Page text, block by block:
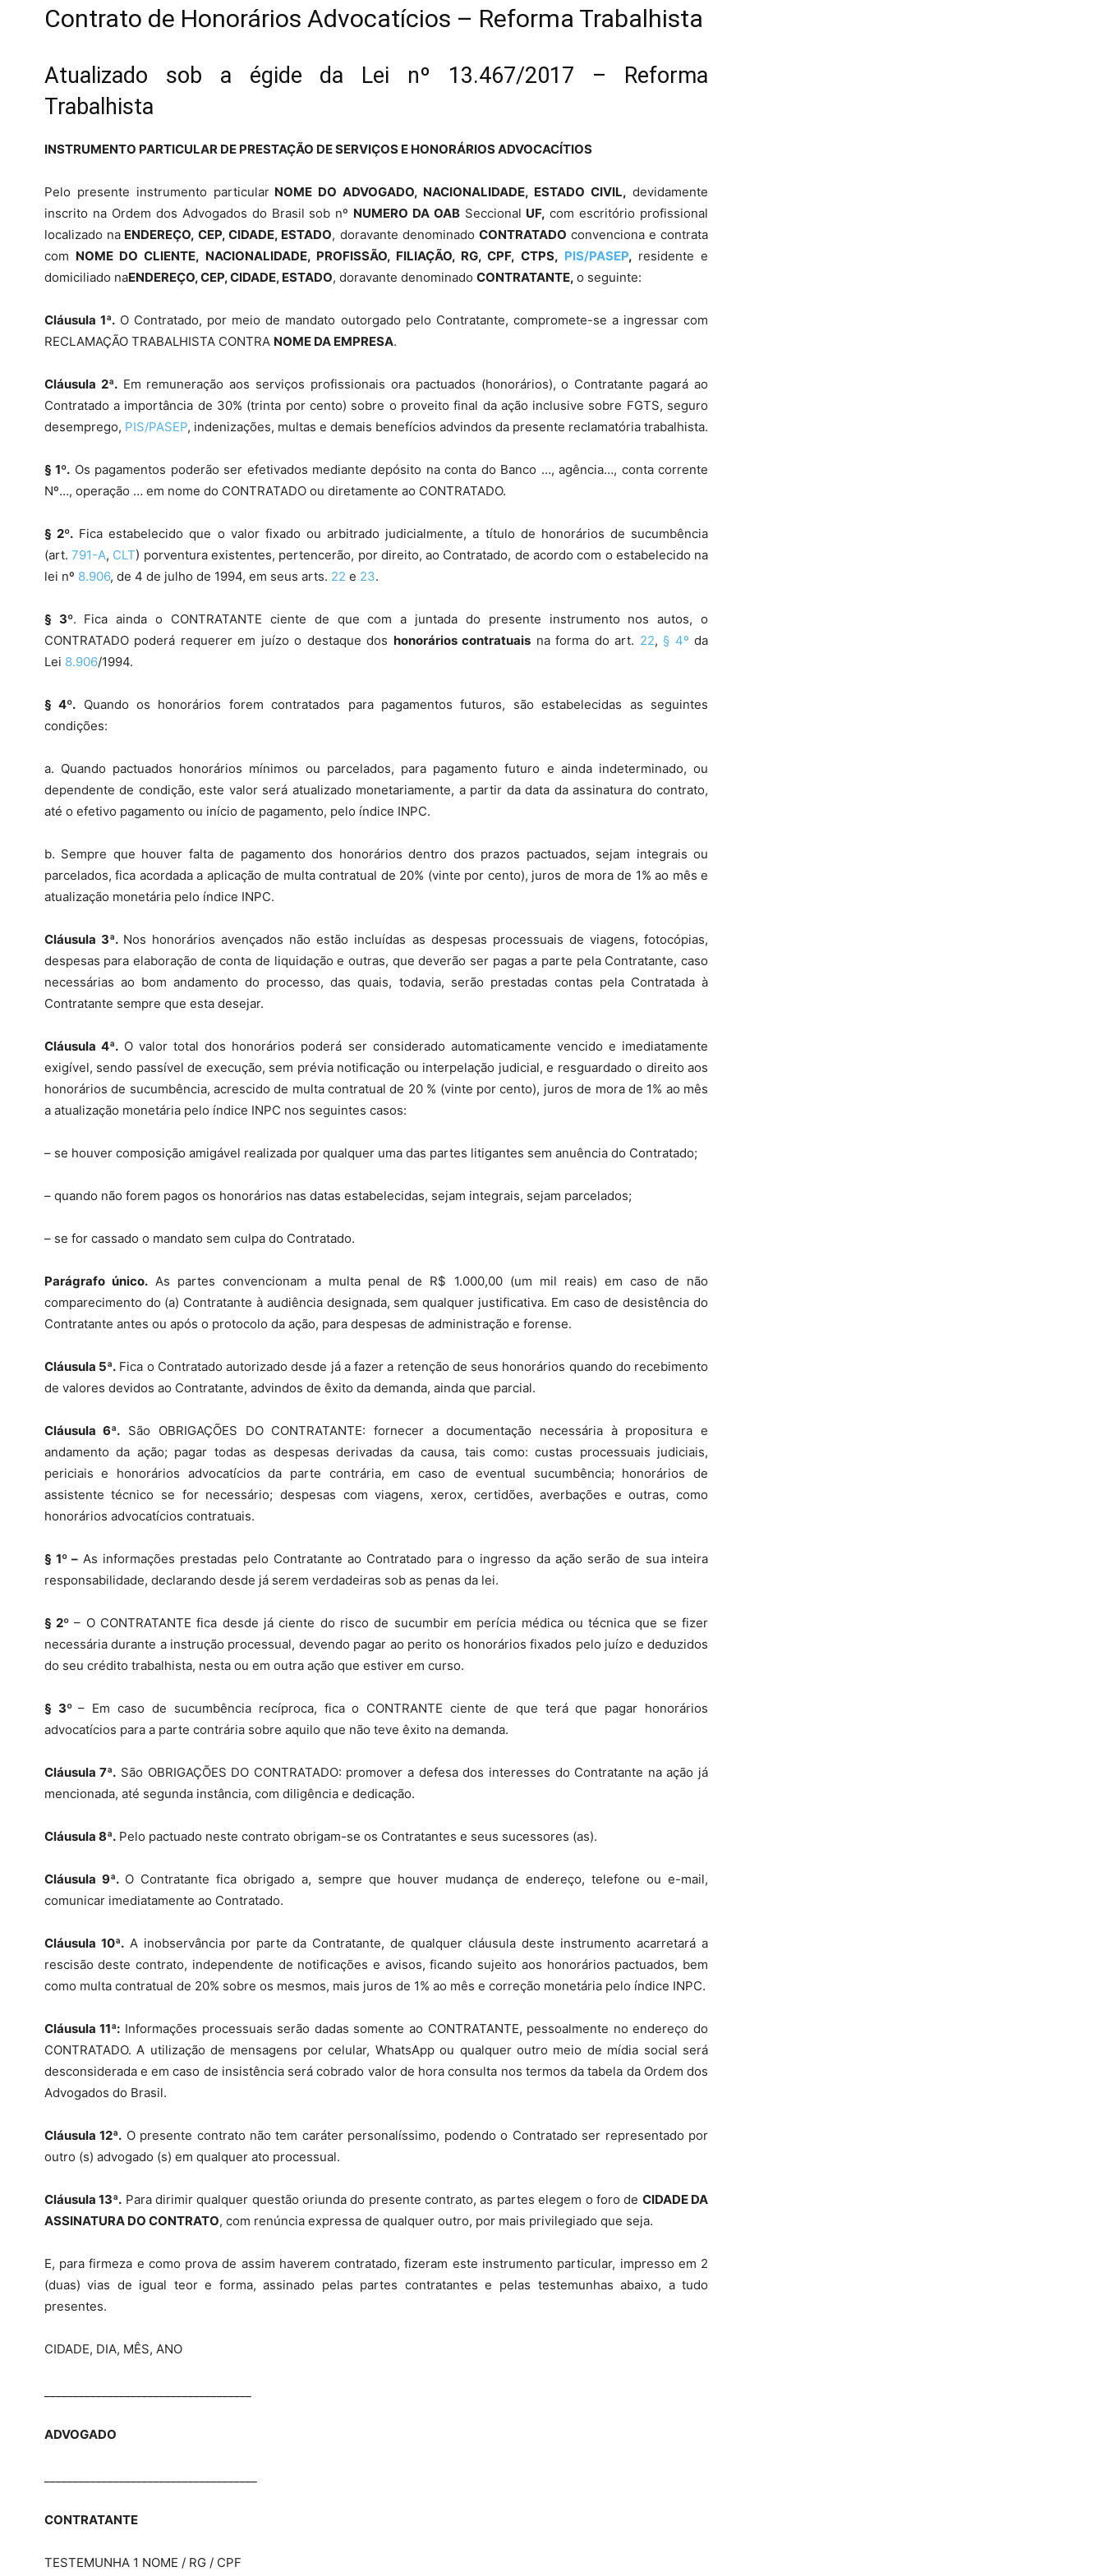
Contrato de Honorários Advocatícios – Reforma Trabalhista
Atualizado sob a égide da Lei nº 13.467/2017 – Reforma
Trabalhista
INSTRUMENTO PARTICULAR DE PRESTAÇÃO DE SERVIÇOS E HONORÁRIOS ADVOCACÍTIOS
Pelo presente instrumento particularNOME DO ADVOGADO, NACIONALIDADE, ESTADO CIVIL,devidamente
inscrito na Ordem dos Advogados do Brasil sob nº NUMERO DA OAB Seccional UF,com escritório profissional
localizado na ENDEREÇO, CEP, CIDADE, ESTADO, doravante denominadoCONTRATADO convenciona e contrata
com NOME DO CLIENTE, NACIONALIDADE, PROFISSÃO, FILIAÇÃO, RG, CPF, CTPS, PIS/PASEP, residente e
domiciliado naENDEREÇO, CEP, CIDADE, ESTADO, doravante denominado CONTRATANTE, o seguinte:
Cláusula 1ª.O Contratado, por meio de mandato outorgado pelo Contratante, compromete-se a ingressar com
RECLAMAÇÃO TRABALHISTA CONTRA NOME DA EMPRESA.
Cláusula 2ª.Em remuneração aos serviços profissionais ora pactuados (honorários), o Contratante pagará ao
Contratado a importância de 30% (trinta por cento) sobre o proveito final da ação inclusive sobre FGTS, seguro
desemprego, PIS/PASEP, indenizações, multas e demais benefícios advindos da presente reclamatória trabalhista.
§ 1º. Os pagamentos poderão ser efetivados mediante depósito na conta do Banco …, agência…, conta corrente
Nº…, operação … em nome do CONTRATADO ou diretamente ao CONTRATADO.
§ 2º.Fica estabelecido que o valor fixado ou arbitrado judicialmente, a título de honorários de sucumbência
(art.791-A, CLT) porventura existentes, pertencerão, por direito, ao Contratado, de acordo com o estabelecido na
lei nº 8.906, de 4 de julho de 1994, em seus arts. 22 e 23.
§ 3º. Fica ainda o CONTRATANTE ciente de que com a juntada do presente instrumento nos autos, o
CONTRATADO poderá requerer em juízo o destaque dos honorários contratuais na forma do art. 22, § 4º da
Lei 8.906/1994.
§ 4º. Quando os honorários forem contratados para pagamentos futuros, são estabelecidas as seguintes
condições:
a. Quando pactuados honorários mínimos ou parcelados, para pagamento futuro e ainda indeterminado, ou
dependente de condição, este valor será atualizado monetariamente, a partir da data da assinatura do contrato,
até o efetivo pagamento ou início de pagamento, pelo índice INPC.
b. Sempre que houver falta de pagamento dos honorários dentro dos prazos pactuados, sejam integrais ou
parcelados, fica acordada a aplicação de multa contratual de 20% (vinte por cento), juros de mora de 1% ao mês e
atualização monetária pelo índice INPC.
Cláusula 3ª. Nos honorários avençados não estão incluídas as despesas processuais de viagens, fotocópias,
despesas para elaboração de conta de liquidação e outras, que deverão ser pagas a parte pela Contratante, caso
necessárias ao bom andamento do processo, das quais, todavia, serão prestadas contas pela Contratada à
Contratante sempre que esta desejar.
Cláusula 4ª.O valor total dos honorários poderá ser considerado automaticamente vencido e imediatamente
exigível, sendo passível de execução, sem prévia notificação ou interpelação judicial, e resguardado o direito aos
honorários de sucumbência, acrescido de multa contratual de 20 % (vinte por cento), juros de mora de 1% ao mês
a atualização monetária pelo índice INPC nos seguintes casos:
– se houver composição amigável realizada por qualquer uma das partes litigantes sem anuência do Contratado;
– quando não forem pagos os honorários nas datas estabelecidas, sejam integrais, sejam parcelados;
– se for cassado o mandato sem culpa do Contratado.
Parágrafo único.As partes convencionam a multa penal de R$ 1.000,00 (um mil reais) em caso de não
comparecimento do (a) Contratante à audiência designada, sem qualquer justificativa. Em caso de desistência do
Contratante antes ou após o protocolo da ação, para despesas de administração e forense.
Cláusula 5ª. Fica o Contratado autorizado desde já a fazer a retenção de seus honorários quando do recebimento
de valores devidos ao Contratante, advindos de êxito da demanda, ainda que parcial.
Cláusula 6ª. São OBRIGAÇÕES DO CONTRATANTE: fornecer a documentação necessária à propositura e
andamento da ação; pagar todas as despesas derivadas da causa, tais como: custas processuais judiciais,
periciais e honorários advocatícios da parte contrária, em caso de eventual sucumbência; honorários de
assistente técnico se for necessário; despesas com viagens, xerox, certidões, averbações e outras, como
honorários advocatícios contratuais.
§ 1º – As informações prestadas pelo Contratante ao Contratado para o ingresso da ação serão de sua inteira
responsabilidade, declarando desde já serem verdadeiras sob as penas da lei.
§ 2º – O CONTRATANTE fica desde já ciente do risco de sucumbir em perícia médica ou técnica que se fizer
necessária durante a instrução processual, devendo pagar ao perito os honorários fixados pelo juízo e deduzidos
do seu crédito trabalhista, nesta ou em outra ação que estiver em curso.
§ 3º– Em caso de sucumbência recíproca, fica o CONTRANTE ciente de que terá que pagar honorários
advocatícios para a parte contrária sobre aquilo que não teve êxito na demanda.
Cláusula 7ª. São OBRIGAÇÕES DO CONTRATADO: promover a defesa dos interesses do Contratante na ação já
mencionada, até segunda instância, com diligência e dedicação.
Cláusula 8ª.Pelo pactuado neste contrato obrigam-se os Contratantes e seus sucessores (as).
Cláusula 9ª. O Contratante fica obrigado a, sempre que houver mudança de endereço, telefone ou e-mail,
comunicar imediatamente ao Contratado.
Cláusula 10ª.A inobservância por parte da Contratante, de qualquer cláusula deste instrumento acarretará a
rescisão deste contrato, independente de notificações e avisos, ficando sujeito aos honorários pactuados, bem
como multa contratual de 20% sobre os mesmos, mais juros de 1% ao mês e correção monetária pelo índice INPC.
Cláusula 11ª: Informações processuais serão dadas somente ao CONTRATANTE, pessoalmente no endereço do
CONTRATADO. A utilização de mensagens por celular, WhatsApp ou qualquer outro meio de mídia social será
desconsiderada e em caso de insistência será cobrado valor de hora consulta nos termos da tabela da Ordem dos
Advogados do Brasil.
Cláusula 12ª. O presente contrato não tem caráter personalíssimo, podendo o Contratado ser representado por
outro (s) advogado (s) em qualquer ato processual.
Cláusula 13ª. Para dirimir qualquer questão oriunda do presente contrato, as partes elegem o foro de CIDADE DA
ASSINATURA DO CONTRATO, com renúncia expressa de qualquer outro, por mais privilegiado que seja.
E, para firmeza e como prova de assim haverem contratado, fizeram este instrumento particular, impresso em 2
(duas) vias de igual teor e forma, assinado pelas partes contratantes e pelas testemunhas abaixo, a tudo
presentes.
CIDADE, DIA, MÊS, ANO
ADVOGADO
CONTRATANTE
TESTEMUNHA 1 NOME / RG / CPF